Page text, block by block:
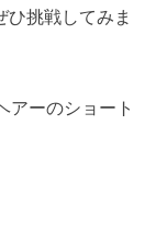
ひ挑戦してみま
アーのショート